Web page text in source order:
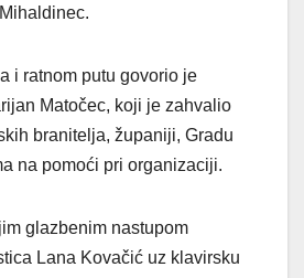
i ratnom putu govorio je
Matočec, koji je zahvalio
branitelja, županiji, Gradu
na pomoći pri organizaciji.
glazbenim nastupom
Lana Kovačić uz klavirsku